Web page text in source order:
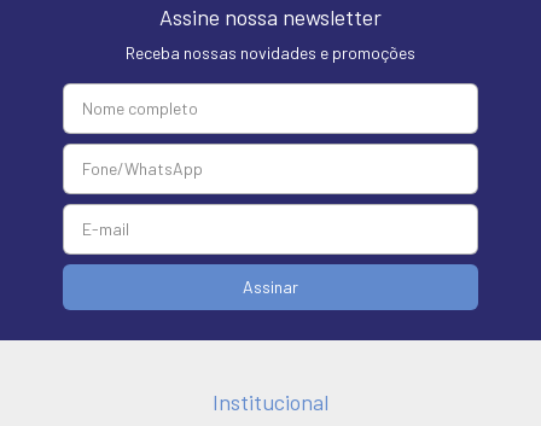
Assine nossa newsletter
Receba nossas novidades e promoções
Institucional